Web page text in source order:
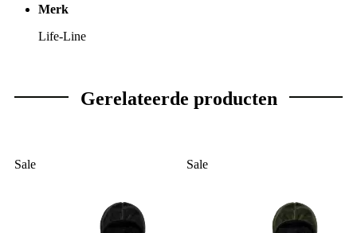
Merk
Life-Line
Gerelateerde producten
Sale Sale